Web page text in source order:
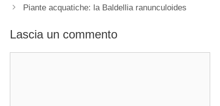
Piante acquatiche: la Baldellia ranunculoides
Lascia un commento